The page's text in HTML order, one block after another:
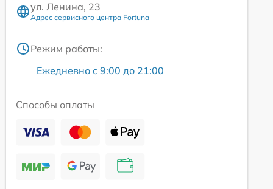
ул. Ленина, 23
Адрес сервисного центра Fortuna
Режим работы:
Ежедневно с 9:00 до 21:00
Способы оплаты